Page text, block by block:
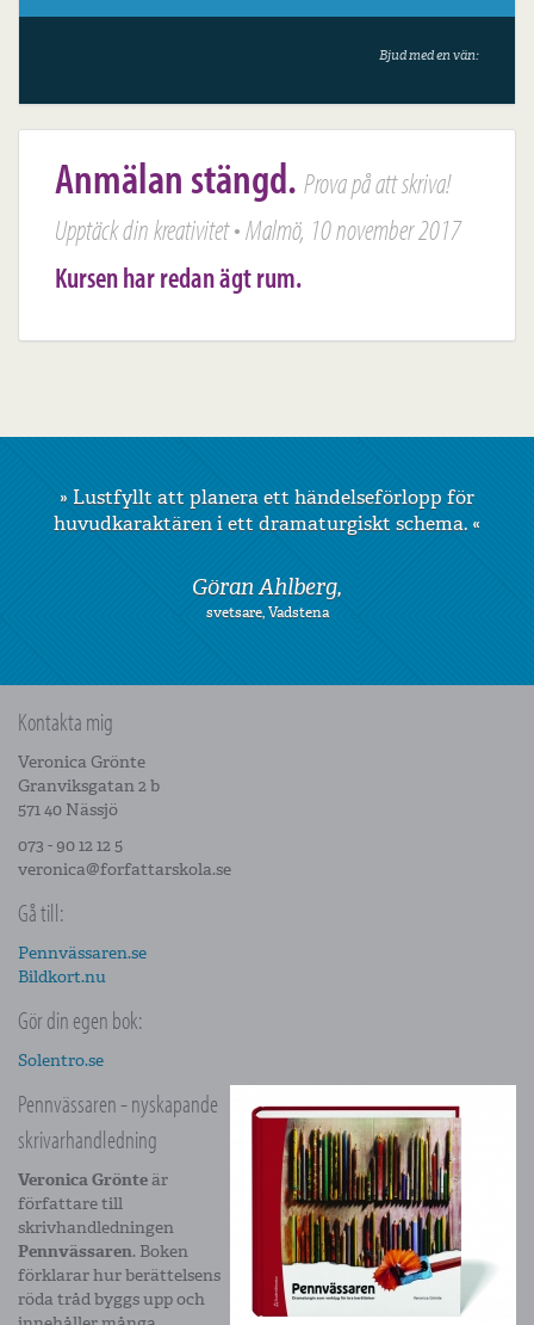
Bjud med en vän:
Anmälan stängd. Prova på att skriva!
Upptäck din kreativitet • Malmö, 10 november 2017
Kursen har redan ägt rum.
» Lustfyllt att planera ett händelseförlopp för
huvudkaraktären i ett dramaturgiskt schema. «
Göran Ahlberg,
svetsare, Vadstena
Kontakta mig
Veronica Grönte
Granviksgatan 2 b
571 40 Nässjö
073 - 90 12 12 5
veronica@forfattarskola.se
Gå till:
Pennvässaren.se
Bildkort.nu
Gör din egen bok:
Solentro.se
Pennvässaren - nyskapande
skrivarhandledning
Veronica Grönteär
författare till
skrivhandledningen
Pennvässaren. Boken
förklarar hur berättelsens
röda tråd byggs upp och